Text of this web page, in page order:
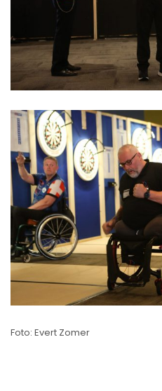
Foto: Evert Zomer